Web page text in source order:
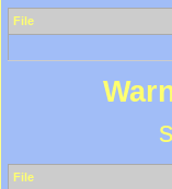
File
File